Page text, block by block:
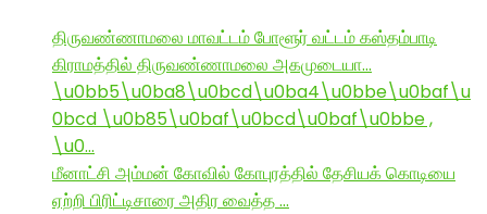
திருவண்ணாமலை மாவட்டம் போளூர் வட்டம் கஸ்தம்பாடி
கிராமத்தில் திருவண்ணாமலை அகமுடையா…
\u0bb5\u0ba8\u0bcd\u0ba4\u0bbe\u0baf\u
0bcd \u0b85\u0baf\u0bcd\u0baf\u0bbe ,
\u0…
மீனாட்சி அம்மன் கோவில் கோபுரத்தில் தேசியக் கொடியை
ஏற்றி பிரிட்டிசாரை அதிர வைத்த …